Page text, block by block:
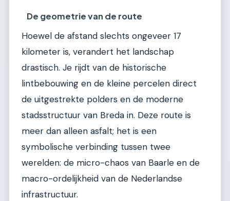
De geometrie van de route
Hoewel de afstand slechts ongeveer 17
kilometer is, verandert het landschap
drastisch. Je rijdt van de historische
lintbebouwing en de kleine percelen direct
de uitgestrekte polders en de moderne
stadsstructuur van Breda in. Deze route is
meer dan alleen asfalt; het is een
symbolische verbinding tussen twee
werelden: de micro-chaos van Baarle en de
macro-ordelijkheid van de Nederlandse
infrastructuur.